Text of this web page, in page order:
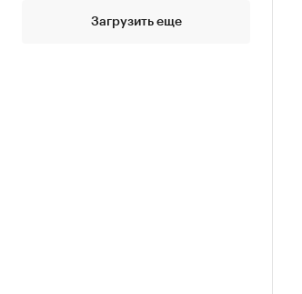
Загрузить еще